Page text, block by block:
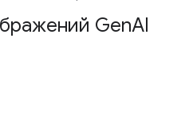
GenAI